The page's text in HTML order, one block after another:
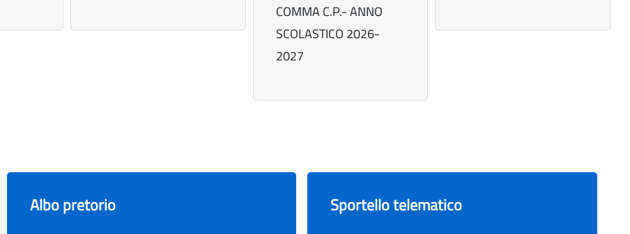
COMMA C.P.- ANNO
SCOLASTICO 2026-
2027
Albo pretorio Sportello telematico